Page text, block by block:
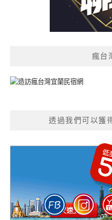
瘋台
透過我們可以獲